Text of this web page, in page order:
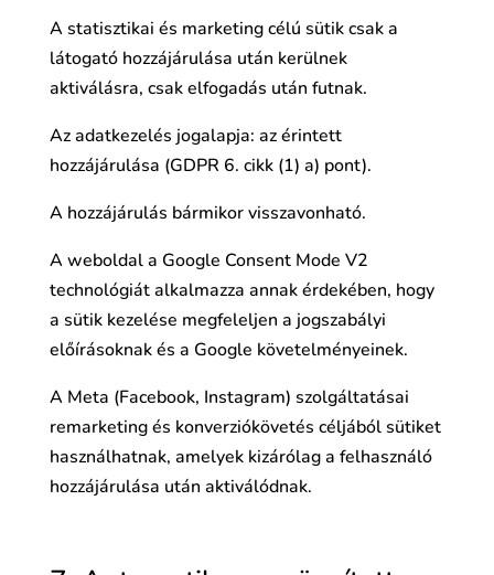
A statisztikai és marketing célú sütik csak a
látogató hozzájárulása után kerülnek
aktiválásra, csak elfogadás után futnak.
Az adatkezelés jogalapja: az érintett
hozzájárulása (GDPR 6. cikk (1) a) pont).
A hozzájárulás bármikor visszavonható.
A weboldal a Google Consent Mode V2
technológiát alkalmazza annak érdekében, hogy
a sütik kezelése megfeleljen a jogszabályi
előírásoknak és a Google követelményeinek.
A Meta (Facebook, Instagram) szolgáltatásai
remarketing és konverziókövetés céljából sütiket
használhatnak, amelyek kizárólag a felhasználó
hozzájárulása után aktiválódnak.